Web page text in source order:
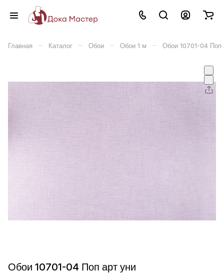
Главная – Каталог – Обои – Обои 1 м – Обои 10701-04 Поп
Обои 10701-04 Поп арт уни